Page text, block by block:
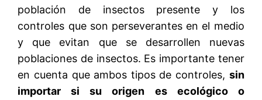
población de insectos presente y los
controles que son perseverantes en el medio
y que evitan que se desarrollen nuevas
poblaciones de insectos. Es importante tener
en cuenta que ambos tipos de controles, sin
importar si su origen es ecológico o